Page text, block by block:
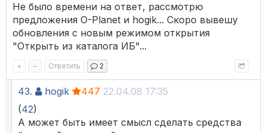
Не было времени на ответ, рассмотрю
предложения O-Planet и hogik... Скоро вывешу
обновления с новым режимом открытия
"Открыть из каталога ИБ"...
+ – Ответить 2
43. hogik 447 22.04.08 17:35
(42)
А может быть имеет смысл сделать средства